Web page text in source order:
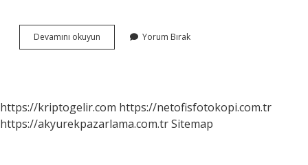
Devamını okuyun Boşanma
Davasında
Yorum Bırak
https://kriptogelir.com https://netofisfotokopi.com.tr
https://akyurekpazarlama.com.trSitemap